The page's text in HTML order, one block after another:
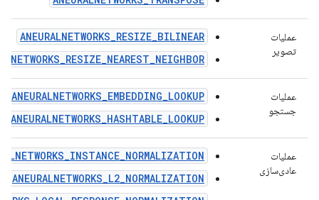
عملیات
تصویر
ANEURALNETWORKS_RESIZE_BILINEAR
عملیات
جستجو
ANEURALNETWORKS_EMBEDDING_LOOKUP
ANEURALNETWORKS_HASHTABLE_LOOKUP
عملیات
عادی‌سازی
ANEURALNETWORKS_L2_NORMALIZATION